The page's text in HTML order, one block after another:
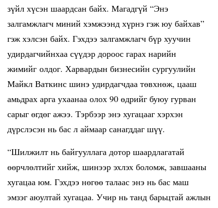
зүйл хүсэн шаардсан байх. Магадгүй “Энэ
залгамжлагч миний хэмжээнд хүрнэ гэж юу байхав”
гэж хэлсэн байх. Гэхдээ залгамжлагч бүр хуучин
удирдагчийнхаа сүүдэр дороос гарах нарийн
жимийг олдог. Харвардын бизнесийн сургуулийн
Майкл Ваткинс шинэ удирдагчдаа төвхнөж, цааш
амьдрах арга ухаанаа олох 90 өдрийг буюу гурван
сарыг өгдөг ажээ. Тэрбээр энэ хугацааг хэрхэн
дүрслэсэн нь бас л аймаар санагддаг шүү.
“Шилжилт нь байгууллага дотор шаардлагатай
өөрчлөлтийг хийж, шинээр эхлэх боломж, завшааны
хугацаа юм. Гэхдээ нөгөө талаас энэ нь бас маш
эмзэг аюултай хугацаа. Учир нь танд барьцтай ажлын